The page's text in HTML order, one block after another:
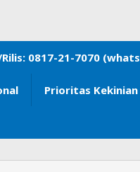
0817-21-7070
Prioritas Kekinian